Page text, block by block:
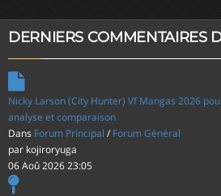
DERNIERS COMMENTAIRES
Nicky Larson (City Hunter) Vf Mangas 2026
analyse et comparaison
Dans Forum Principal / Forum Général
par kojiroryuga
06 Aoû 2026 23:05